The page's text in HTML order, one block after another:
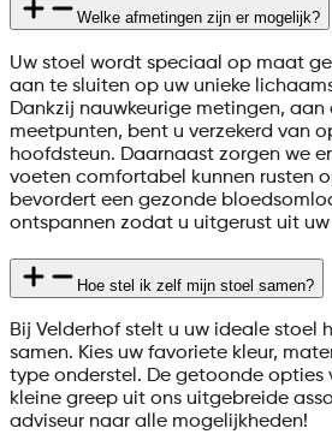
Welke afmetingen zijn er mogelijk?
Uw stoel wordt speciaal op maat
aan te sluiten op uw unieke
Dankzij nauwkeurige metingen, aan
meetpunten, bent u verzekerd van
hoofdsteun. Daarnaast zorgen we
voeten comfortabel kunnen rusten
bevordert een gezonde
ontspannen zodat u uitgerust uit
Hoe stel ik zelf mijn stoel samen?
Bij Velderhof stelt u uw ideale stoel
samen. Kies uw favoriete kleur,
type onderstel. De getoonde opties
kleine greep uit ons uitgebreide
adviseur naar alle mogelijkheden!